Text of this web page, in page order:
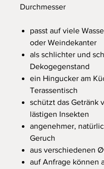
Durchmesser
passt auf viele
oder Weindekanter
als schlichter und
Dekogegenstand
ein Hingucker am
Terassentisch
schützt das Getränk
lästigen Insekten
angenehmer,
Geruch
aus verschiedenen
auf Anfrage können